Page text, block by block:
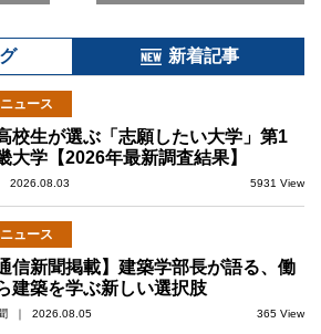
新着記事
ュース
校生が選ぶ「志願したい大学」第1
大学【2026年最新調査結果】
2026.08.03 5931 View
ュース
信新聞掲載】建築学部長が語る、働
建築を学ぶ新しい選択肢
｜ 2026.08.05 365 View